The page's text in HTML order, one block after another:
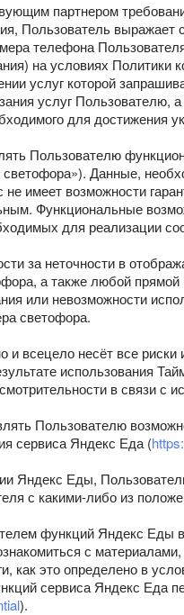
партнером
Пользователь
телефона
на условиях Политики
услуг которой
услуг Пользователю,
для
Пользователю
Данные,
имеет возможности
Функциональные
для реализации
за неточности в
а также любой
или невозможности
светофора.
и всецело несёт все
использования
в связи с
Пользователю
сервиса Яндекс Еда (
Яндекс Еды,
с какими-либо из
функций Яндекс Еды
с
как это определено в
сервиса Яндекс Еда
).